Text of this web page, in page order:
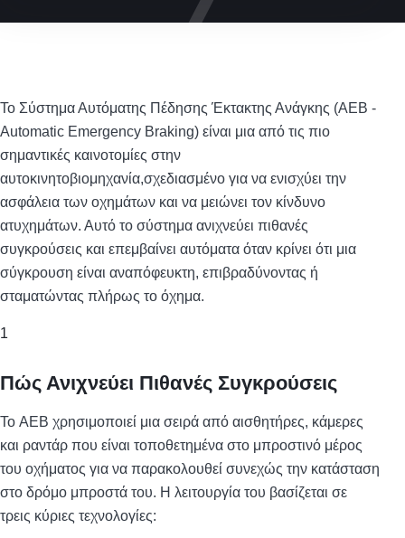
Το Σύστημα Αυτόματης Πέδησης Έκτακτης Ανάγκης (AEB -
Automatic Emergency Braking) είναι μια από τις πιο
σημαντικές καινοτομίες στην
αυτοκινητοβιομηχανία,σχεδιασμένο για να ενισχύει την
ασφάλεια των οχημάτων και να μειώνει τον κίνδυνο
ατυχημάτων. Αυτό το σύστημα ανιχνεύει πιθανές
συγκρούσεις και επεμβαίνει αυτόματα όταν κρίνει ότι μια
σύγκρουση είναι αναπόφευκτη, επιβραδύνοντας ή
σταματώντας πλήρως το όχημα.
1
Πώς Ανιχνεύει Πιθανές Συγκρούσεις
Το AEB χρησιμοποιεί μια σειρά από αισθητήρες, κάμερες
και ραντάρ που είναι τοποθετημένα στο μπροστινό μέρος
του οχήματος για να παρακολουθεί συνεχώς την κατάσταση
στο δρόμο μπροστά του. Η λειτουργία του βασίζεται σε
τρεις κύριες τεχνολογίες: